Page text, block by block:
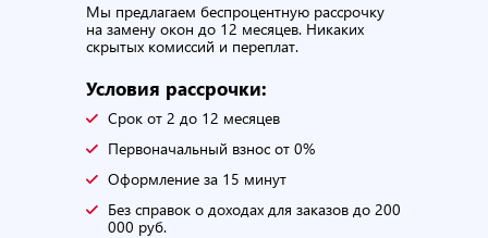
Мы предлагаем беспроцентную рассрочку
на замену окон до 12 месяцев. Никаких
скрытых комиссий и переплат.
Условия рассрочки:
Срок от 2 до 12 месяцев
Первоначальный взнос от 0%
Оформление за 15 минут
Без справок о доходах для заказов до 200
000 руб.